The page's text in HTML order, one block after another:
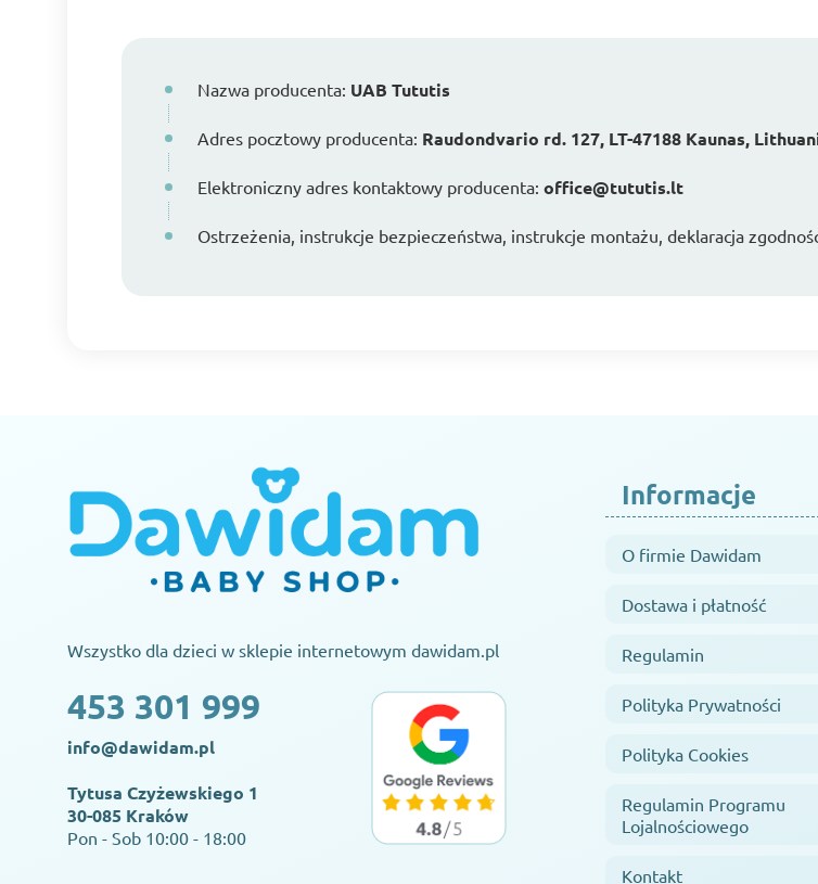
Nazwa producenta: UAB Tututis
Adres pocztowy producenta: Raudondvario rd. 127, LT-47188 Kaunas,
Elektroniczny adres kontaktowy producenta: office@tututis.lt
Ostrzeżenia, instrukcje bezpieczeństwa, instrukcje montażu, deklaracja
Wszystko dla dzieci w sklepie internetowym dawidam.pl
453 301 999
info@dawidam.pl
Tytusa Czyżewskiego 1
30-085 Kraków
Pon - Sob 10:00 - 18:00
Informacje
O firmie Dawidam
Dostawa i płatność
Regulamin
Polityka Prywatności
Polityka Cookies
Regulamin Programu
Lojalnościowego
Kontakt